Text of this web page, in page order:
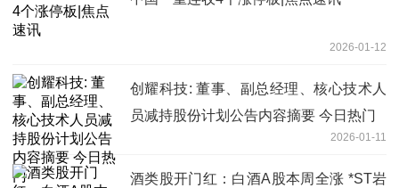
2026-01-12
创耀科技: 董事、副总经理、核心技术人
员减持股份计划公告内容摘要 今日热门
2026-01-11
酒类股开门红：白酒A股本周全涨 *ST岩